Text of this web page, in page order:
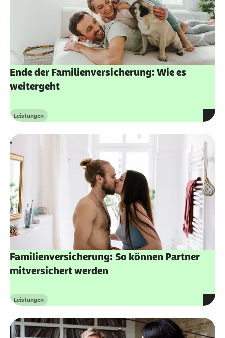
DVKA (Abruf vom 13.01.2026):Studium im Ausland
Familienportal (Abruf vom 10.12.2025):
Familienversicherung
Ende der Familienversicherung: Wie es
weitergeht
Kategorie
Leistungen
Familienversicherung: So können Partner
mitversichert werden
Kategorie
Leistungen